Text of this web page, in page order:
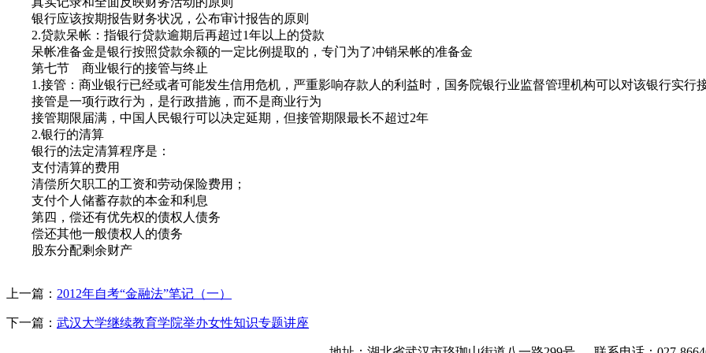
银行应该按期报告财务状况，公布审计报告的原则
2.贷款呆帐：指银行贷款逾期后再超过1年以上的贷款
呆帐准备金是银行按照贷款余额的一定比例提取的，专门为了冲销呆帐的准备金
第七节 商业银行的接管与终止
1.接管：商业银行已经或者可能发生信用危机，严重影响存款人的利益时，国务院银行业监督管理机构可以对该银行实行接
接管是一项行政行为，是行政措施，而不是商业行为
接管期限届满，中国人民银行可以决定延期，但接管期限最长不超过2年
2.银行的清算
银行的法定清算程序是：
支付清算的费用
清偿所欠职工的工资和劳动保险费用；
支付个人储蓄存款的本金和利息
第四，偿还有优先权的债权人债务
偿还其他一般债权人的债务
股东分配剩余财产
上一篇： 2012年自考“金融法”笔记（一）
下一篇： 武汉大学继续教育学院举办女性知识专题讲座